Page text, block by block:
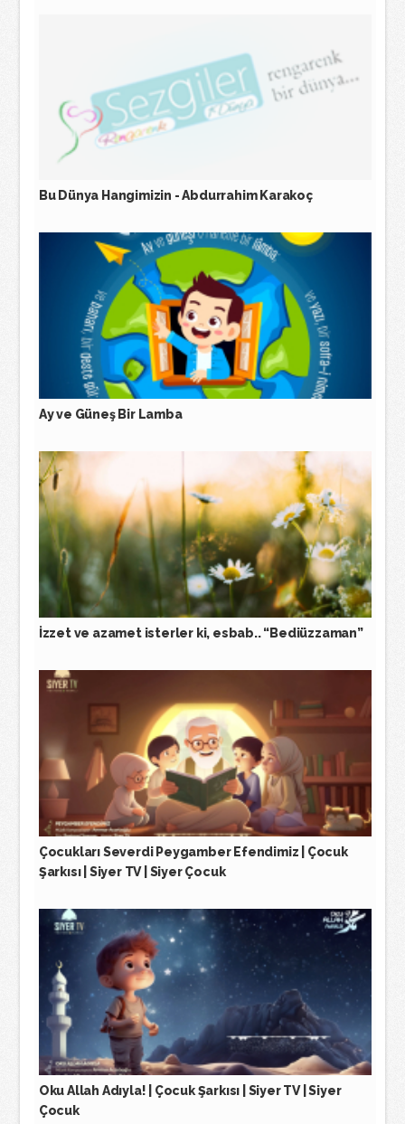
Bu Dünya Hangimizin - Abdurrahim Karakoç
Ay ve Güneş Bir Lamba
İzzet ve azamet isterler ki, esbab.. “Bediüzzaman”
Çocukları Severdi Peygamber Efendimiz | Çocuk
Şarkısı | Siyer TV | Siyer Çocuk
Oku Allah Adıyla! | Çocuk Şarkısı | Siyer TV | Siyer
Çocuk